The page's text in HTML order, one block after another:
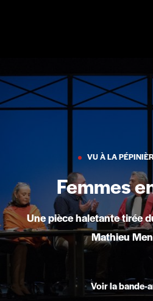
VU À LA
Femmes
Une pièce haletante tirée
Mathieu
Voir la bande-